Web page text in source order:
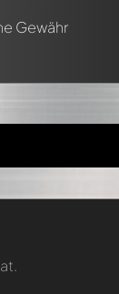
Gewähr